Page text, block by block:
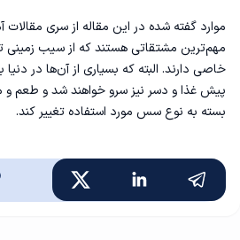
موارد گفته شده در این مقاله از سری مقالات
مهم‌ترین مشتقاتی هستند که از سیب
خاصی دارند. البته که بسیاری از آن‌ها در
پیش غذا و دسر نیز سرو خواهند شد و طعم و
بسته به نوع سس مورد استفاده تغییر کند.